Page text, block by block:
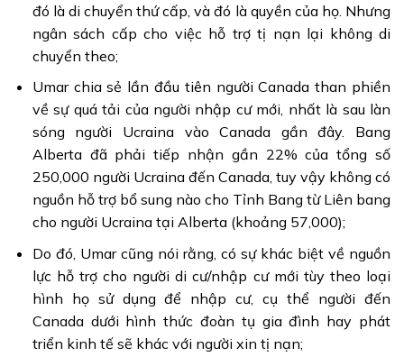
đó là di chuyển thứ cấp, và đó là quyền của họ. Nhưng
ngân sách cấp cho việc hỗ trợ tị nạn lại không di
chuyển theo;
Umar chia sẻ lần đầu tiên người Canada than phiền
về sự quá tải của người nhập cư mới, nhất là sau làn
sóng người Ucraina vào Canada gần đây. Bang
Alberta đã phải tiếp nhận gần 22% của tổng số
250,000 người Ucraina đến Canada, tuy vậy không có
nguồn hỗ trợ bổ sung nào cho Tỉnh Bang từ Liên bang
cho người Ucraina tại Alberta (khoảng 57,000);
Do đó, Umar cũng nói rằng, có sự khác biệt về nguồn
lực hỗ trợ cho người di cư/nhập cư mới tùy theo loại
hình họ sử dụng để nhập cư, cụ thể người đến
Canada dưới hình thức đoàn tụ gia đình hay phát
triển kinh tế sẽ khác với người xin tị nạn;